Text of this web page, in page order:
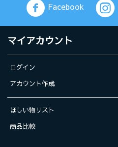
Facebook
マイアカウント
ログイン
アカウント作成
ほしい物リスト
商品比較